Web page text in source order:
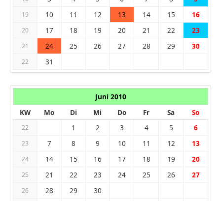
19 10 11 12 13 14 15 16
20 17 18 19 20 21 22 23
21 24 25 26 27 28 29 30
22 31
Juni 2010
KW
Mo Di Mi Do Fr Sa So
22 1 2 3 4 5 6
23 7 8 9 10 11 12 13
24 14 15 16 17 18 19 20
25 21 22 23 24 25 26 27
26 28 29 30